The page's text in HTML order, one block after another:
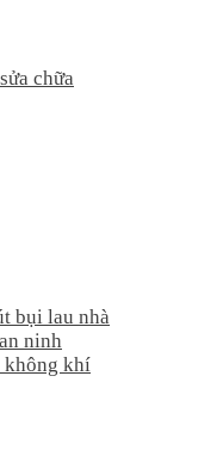
chữa
bụi lau nhà
ninh
không khí